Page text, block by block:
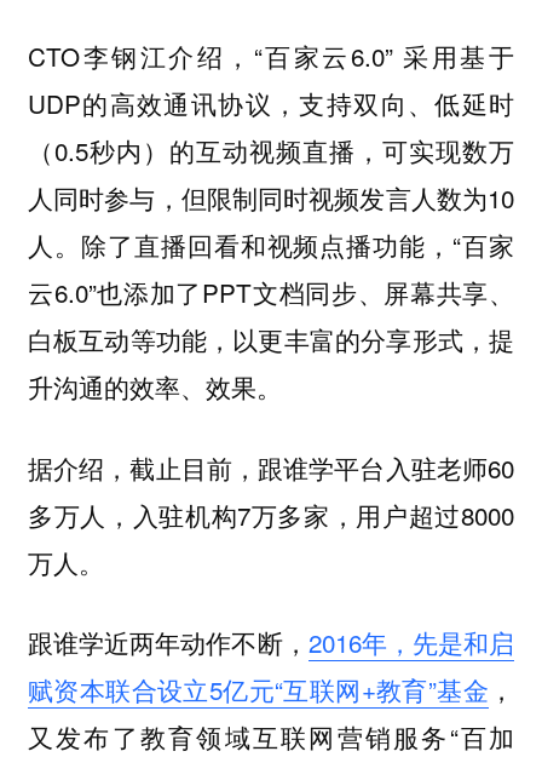
CTO李钢江介绍，“百家云6.0” 采用基于
UDP的高效通讯协议，支持双向、低延时
（0.5秒内）的互动视频直播，可实现数万
人同时参与，但限制同时视频发言人数为10
人。除了直播回看和视频点播功能，“百家
云6.0”也添加了PPT文档同步、屏幕共享、
白板互动等功能，以更丰富的分享形式，提
升沟通的效率、效果。
据介绍，截止目前，跟谁学平台入驻老师60
多万人，入驻机构7万多家，用户超过8000
万人。
跟谁学近两年动作不断， 2016年，先是和启
赋资本联合设立5亿元“互联网+教育”基金 ，
又发布了教育领域互联网营销服务“百加